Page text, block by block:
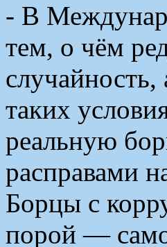
- В
тем, о чём
таких
реальную
расправами
Борцы с
порой —